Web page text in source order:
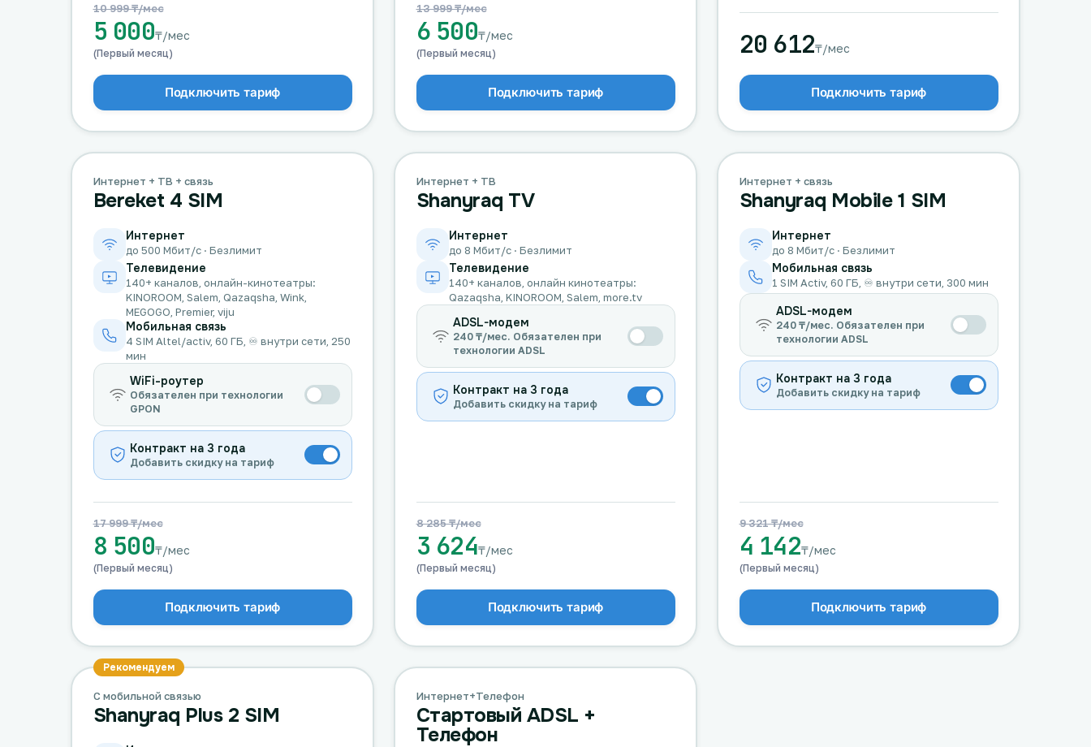
10 999 ₸/мес
5 000₸/мес
(Первый месяц)
Подключить тариф
13 999 ₸/мес
6 500₸/мес
(Первый месяц)
Подключить тариф
20 612₸/мес
Подключить тариф
Интернет + ТВ + связь
Bereket 4 SIM
Интернет
до 500 Мбит/с · Безлимит
Телевидение
140+ каналов, онлайн-кинотеатры:
KINOROOM, Salem, Qazaqsha, Wink,
MEGOGO, Premier, viju
Мобильная связь
4 SIM Altel/activ, 60 ГБ, ♾️ внутри сети, 250
мин
WiFi-роутер
Обязателен при технологии
GPON
Контракт на 3 года
Добавить скидку на тариф
17 999 ₸/мес
8 500₸/мес
(Первый месяц)
Подключить тариф
Интернет + ТВ
Shanyraq TV
Интернет
до 8 Мбит/с · Безлимит
Телевидение
140+ каналов, онлайн кинотеатры:
Qazaqsha, KINOROOM, Salem, more.tv
ADSL-модем
240 ₸/мес. Обязателен при
технологии ADSL
Контракт на 3 года
Добавить скидку на тариф
8 285 ₸/мес
3 624₸/мес
(Первый месяц)
Подключить тариф
Интернет + связь
Shanyraq Mobile 1 SIM
Интернет
до 8 Мбит/с · Безлимит
Мобильная связь
1 SIM Activ, 60 ГБ, ♾️ внутри сети, 300 мин
ADSL-модем
240 ₸/мес. Обязателен при
технологии ADSL
Контракт на 3 года
Добавить скидку на тариф
9 321 ₸/мес
4 142₸/мес
(Первый месяц)
Подключить тариф
Рекомендуем
С мобильной связью
Shanyraq Plus 2 SIM
Интернет+Телефон
Стартовый ADSL +
Телефон